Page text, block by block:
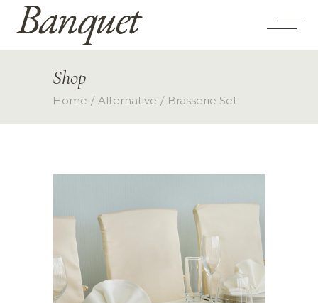
Shop
Home Alternative Brasserie Set